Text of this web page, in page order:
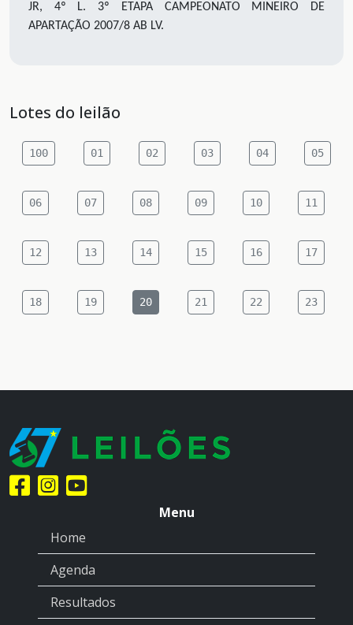
JR, 4º L. 3º ETAPA CAMPEONATO MINEIRO DE
APARTAÇÃO 2007/8 AB LV.
Lotes do leilão
100 01 02 03 04 05
06 07 08 09 10 11
12 13 14 15 16 17
18 19 20 21 22 23
Menu
Home
Agenda
Resultados